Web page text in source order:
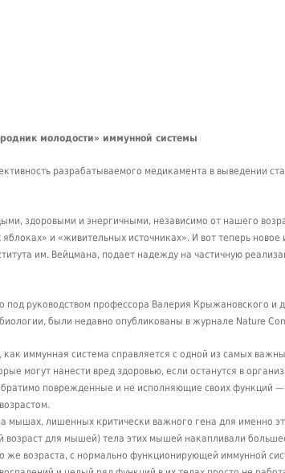
молодости» иммунной системы
разрабатываемого медикамента в выведении
здоровыми и энергичными, независимо от нашего
и «живительных источниках». И вот теперь новое
им. Вейцмана, подает надежду на частичную
под руководством профессора Валерия Крыжановского и
были недавно опубликованы в журнале Nature
как иммунная система справляется с одной из самых
могут нанести вред здоровью, если останутся в
поврежденные и не исполняющие своих функций —
мышах, лишенных критически важного гена для именно
возраст для мышей) тела этих мышей накапливали
же возраста, с нормально функционирующей иммунной